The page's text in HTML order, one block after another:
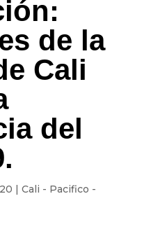
de la
Cali
del
| Cali - Pacifico -